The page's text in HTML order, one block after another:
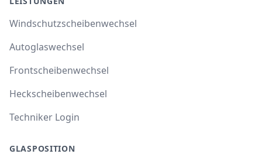
Windschutzscheibenwechsel
Autoglaswechsel
Frontscheibenwechsel
Heckscheibenwechsel
Techniker Login
GLASPOSITION